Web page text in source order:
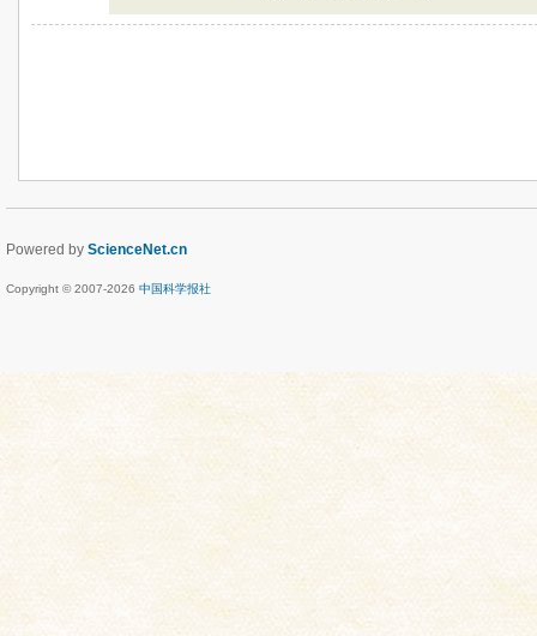
Powered by ScienceNet.cn
Copyright © 2007-2026 中国科学报社